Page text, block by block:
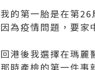
我的第一胎是在第
因為疫情問題，要家
回港後我選擇在瑪
那時產檢的第一件